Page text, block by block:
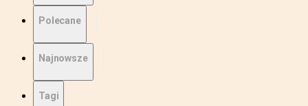
Polecane
Najnowsze
Tagi